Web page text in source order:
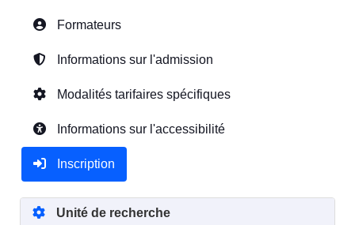
Formateurs
Informations sur l'admission
Modalités tarifaires spécifiques
Informations sur l'accessibilité
Inscription
Unité de recherche